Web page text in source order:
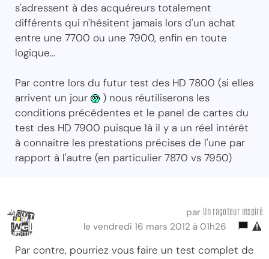
s'adressent à des acquéreurs totalement
différents qui n'hésitent jamais lors d'un achat
entre une 7700 ou une 7900, enfin en toute
logique...
Par contre lors du futur test des HD 7800 (si elles
arrivent un jour
) nous réutiliserons les
conditions précédentes et le panel de cartes du
test des HD 7900 puisque là il y a un réel intérêt
à connaitre les prestations précises de l'une par
rapport à l'autre (en particulier 7870 vs 7950)
par Un ragoteur inspiré
le vendredi 16 mars 2012 à 01h26
Par contre, pourriez vous faire un test complet de